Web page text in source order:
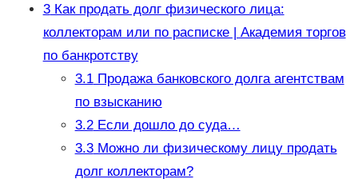
3Как продать долг физического лица:
коллекторам или по расписке | Академия торгов
по банкротству
3.1Продажа банковского долга агентствам
по взысканию
3.2Если дошло до суда…
3.3Можно ли физическому лицу продать
долг коллекторам?